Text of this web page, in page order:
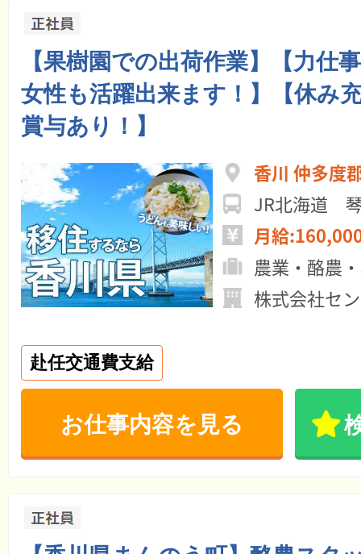
【果樹園での出荷作業】【力仕
女性も活躍出来ます！】【休み
賞与あり！】
香川 仲多度
JR北海道
月給
農業・酪農
株式会社セ
赴任交通費支給
お仕事内容を見る